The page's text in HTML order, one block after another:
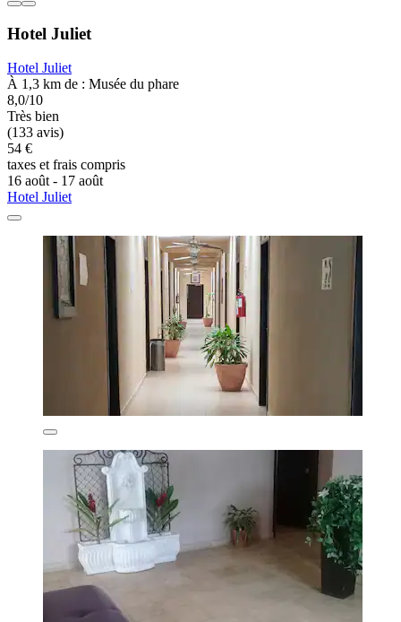
Hotel Juliet
Hotel Juliet
À 1,3 km de : Musée du phare
8,0/10
Très bien
(133 avis)
54 €
taxes et frais compris
16 août - 17 août
Hotel Juliet